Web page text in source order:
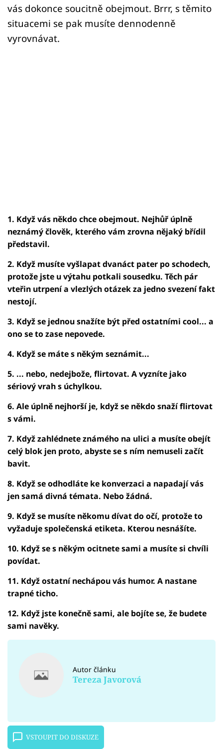
vás dokonce soucitně obejmout. Brrr, s těmito
situacemi se pak musíte dennodenně
vyrovnávat.
1. Když vás někdo chce obejmout. Nejhůř úplně
neznámý člověk, kterého vám zrovna nějaký břídil
představil.
2. Když musíte vyšlapat dvanáct pater po schodech,
protože jste u výtahu potkali sousedku. Těch pár
vteřin utrpení a vlezlých otázek za jedno svezení fakt
nestojí.
3. Když se jednou snažíte být před ostatními cool... a
ono se to zase nepovede.
4. Když se máte s někým seznámit...
5. ... nebo, nedejbože, flirtovat. A vyzníte jako
sériový vrah s úchylkou.
6. Ale úplně nejhorší je, když se někdo snaží flirtovat
s vámi.
7. Když zahlédnete známého na ulici a musíte obejít
celý blok jen proto, abyste se s ním nemuseli začít
bavit.
8. Když se odhodláte ke konverzaci a napadají vás
jen samá divná témata. Nebo žádná.
9. Když se musíte někomu dívat do očí, protože to
vyžaduje společenská etiketa. Kterou nesnášíte.
10. Když se s někým ocitnete sami a musíte si chvíli
povídat.
11. Když ostatní nechápou vás humor. A nastane
trapné ticho.
12. Když jste konečně sami, ale bojíte se, že budete
sami navěky.
Autor článku
Tereza Javorová
VSTOUPIT DO DISKUZE